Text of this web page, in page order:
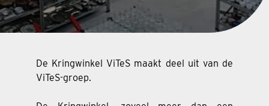
De Kringwinkel ViTeS maakt deel uit van de
ViTeS-groep.